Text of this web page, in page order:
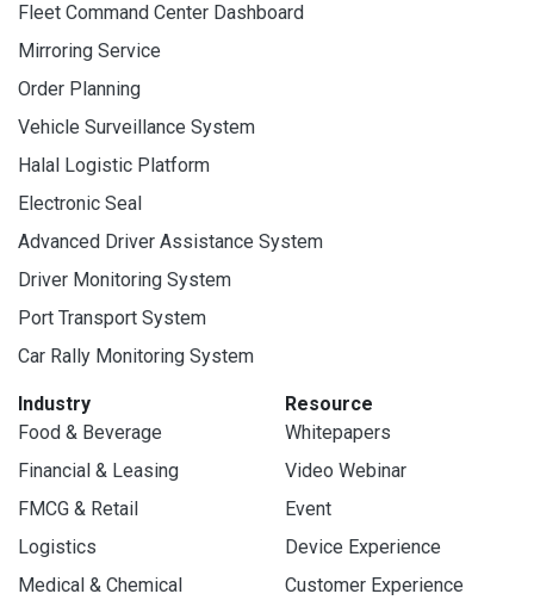
Fleet Command Center Dashboard
Mirroring Service
Order Planning
Vehicle Surveillance System
Halal Logistic Platform
Electronic Seal
Advanced Driver Assistance System
Driver Monitoring System
Port Transport System
Car Rally Monitoring System
Industry
Food & Beverage
Financial & Leasing
FMCG & Retail
Logistics
Medical & Chemical
Resource
Whitepapers
Video Webinar
Event
Device Experience
Customer Experience